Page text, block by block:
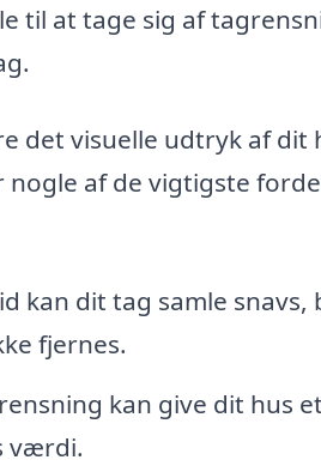
til at tage sig af
det visuelle udtryk af dit
af de vigtigste
kan dit tag samle
fjernes.
kan give dit hus
værdi.